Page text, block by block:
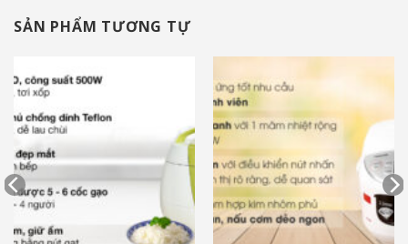
SẢN PHẨM TƯƠNG TỰ